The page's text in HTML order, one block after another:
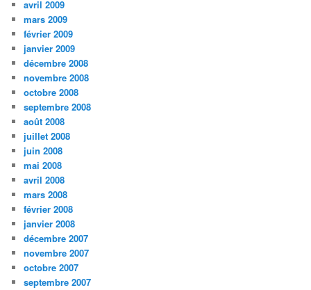
avril 2009
mars 2009
février 2009
janvier 2009
décembre 2008
novembre 2008
octobre 2008
septembre 2008
août 2008
juillet 2008
juin 2008
mai 2008
avril 2008
mars 2008
février 2008
janvier 2008
décembre 2007
novembre 2007
octobre 2007
septembre 2007